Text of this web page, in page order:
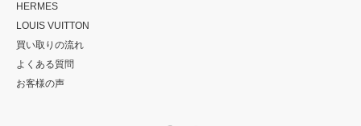
HERMES
LOUIS VUITTON
買い取りの流れ
よくある質問
お客様の声